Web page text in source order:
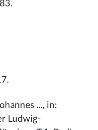
..., in:
Ludwig-